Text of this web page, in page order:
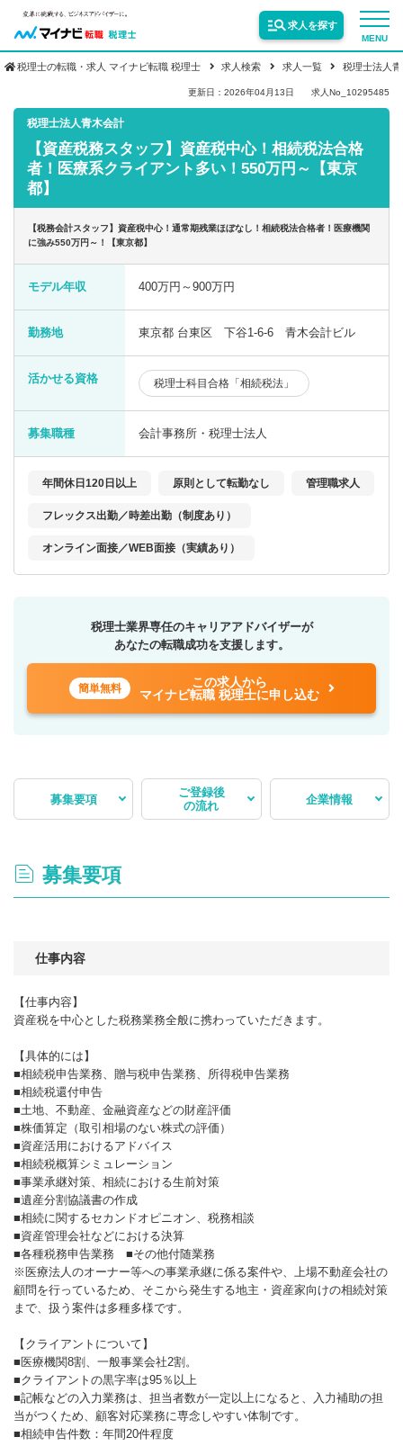
MENU
求人を探す
転職お役立ち情報
税理士の転職・求人 マイナビ転職 税理士 求人検索 求人一覧 税理士法人
更新日：2026年04月13日 求人No_10295485
税理士法人青木会計
【資産税務スタッフ】資産税中心！相続税法合格
者！医療系クライアント多い！550万円～【東京
都】
【税務会計スタッフ】資産税中心！通常期残業ほぼなし！相続税法合格者！医療機関
に強み550万円～！【東京都】
モデル年収 400万円～900万円
勤務地 東京都 台東区 下谷1-6-6 青木会計ビル
活かせる資格 税理士科目合格「相続税法」
募集職種 会計事務所・税理士法人
年間休日120日以上 原則として転勤なし 管理職求人
フレックス出勤／時差出勤（制度あり）
オンライン面接／WEB面接（実績あり）
税理士業界専任のキャリアアドバイザーが
あなたの転職成功を支援します。
簡単無料
この求人から
マイナビ転職 税理士に申し込む
募集要項
ご登録後
の流れ
企業情報
募集要項
仕事内容
【仕事内容】
資産税を中心とした税務業務全般に携わっていただきます。
【具体的には】
■相続税申告業務、贈与税申告業務、所得税申告業務
■相続税還付申告
■土地、不動産、金融資産などの財産評価
■株価算定（取引相場のない株式の評価）
■資産活用におけるアドバイス
■相続税概算シミュレーション
■事業承継対策、相続における生前対策
■遺産分割協議書の作成
■相続に関するセカンドオピニオン、税務相談
■資産管理会社などにおける決算
■各種税務申告業務 ■その他付随業務
※医療法人のオーナー等への事業承継に係る案件や、上場不動産会社の
顧問を行っているため、そこから発生する地主・資産家向けの相続対策
まで、扱う案件は多種多様です。
【クライアントについて】
■医療機関8割、一般事業会社2割。
■クライアントの黒字率は95％以上
■記帳などの入力業務は、担当者数が一定以上になると、入力補助の担
当がつくため、顧客対応業務に専念しやすい体制です。
■相続申告件数：年間20件程度